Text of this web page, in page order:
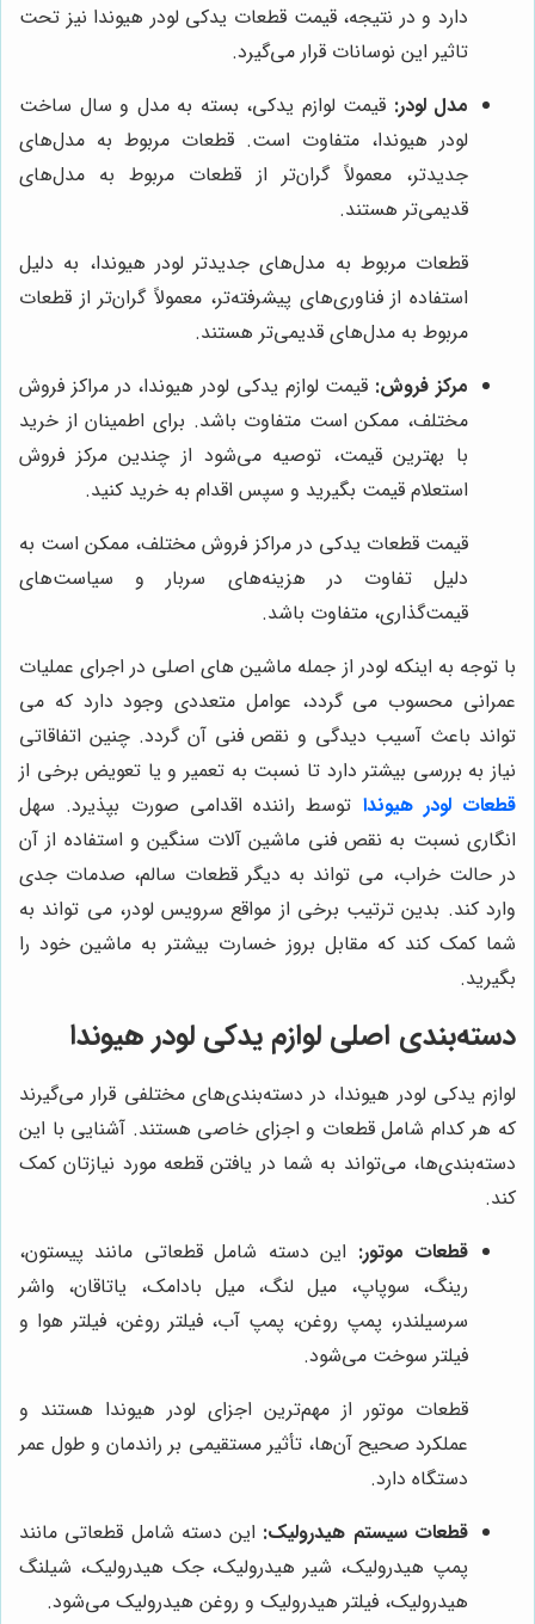
دارد و در نتیجه، قیمت قطعات یدکی لودر هیوندا نیز تحت
تاثیر این نوسانات قرار می‌گیرد.
مدل لودر: قیمت لوازم یدکی، بسته به مدل و سال ساخت
لودر هیوندا، متفاوت است. قطعات مربوط به مدل‌های
جدیدتر، معمولاً گران‌تر از قطعات مربوط به مدل‌های
قدیمی‌تر هستند.
قطعات مربوط به مدل‌های جدیدتر لودر هیوندا، به دلیل
استفاده از فناوری‌های پیشرفته‌تر، معمولاً گران‌تر از قطعات
مربوط به مدل‌های قدیمی‌تر هستند.
مرکز فروش: قیمت لوازم یدکی لودر هیوندا، در مراکز فروش
مختلف، ممکن است متفاوت باشد. برای اطمینان از خرید
با بهترین قیمت، توصیه می‌شود از چندین مرکز فروش
استعلام قیمت بگیرید و سپس اقدام به خرید کنید.
قیمت قطعات یدکی در مراکز فروش مختلف، ممکن است به
دلیل تفاوت در هزینه‌های سربار و سیاست‌های
قیمت‌گذاری، متفاوت باشد.
با توجه به اینکه لودر از جمله ماشین های اصلی در اجرای عملیات
عمرانی محسوب می گردد، عوامل متعددی وجود دارد که می
تواند باعث آسیب دیدگی و نقص فنی آن گردد. چنین اتفاقاتی
نیاز به بررسی بیشتر دارد تا نسبت به تعمیر و یا تعویض برخی از
قطعات لودر هیوندا توسط راننده اقدامی صورت بپذیرد. سهل
انگاری نسبت به نقص فنی ماشین آلات سنگین و استفاده از آن
در حالت خراب، می تواند به دیگر قطعات سالم، صدمات جدی
وارد کند. بدین ترتیب برخی از مواقع سرویس لودر، می تواند به
شما کمک کند که مقابل بروز خسارت بیشتر به ماشین خود را
بگیرید.
دسته‌بندی اصلی لوازم یدکی لودر هیوندا
لوازم یدکی لودر هیوندا، در دسته‌بندی‌های مختلفی قرار می‌گیرند
که هر کدام شامل قطعات و اجزای خاصی هستند. آشنایی با این
دسته‌بندی‌ها، می‌تواند به شما در یافتن قطعه مورد نیازتان کمک
کند.
قطعات موتور: این دسته شامل قطعاتی مانند پیستون،
رینگ، سوپاپ، میل لنگ، میل بادامک، یاتاقان، واشر
سرسیلندر، پمپ روغن، پمپ آب، فیلتر روغن، فیلتر هوا و
فیلتر سوخت می‌شود.
قطعات موتور از مهم‌ترین اجزای لودر هیوندا هستند و
عملکرد صحیح آن‌ها، تأثیر مستقیمی بر راندمان و طول عمر
دستگاه دارد.
قطعات سیستم هیدرولیک: این دسته شامل قطعاتی مانند
پمپ هیدرولیک، شیر هیدرولیک، جک هیدرولیک، شیلنگ
هیدرولیک، فیلتر هیدرولیک و روغن هیدرولیک می‌شود.